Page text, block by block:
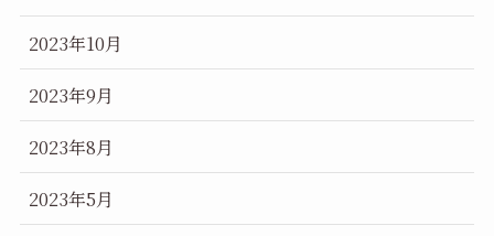
2023年10月
2023年9月
2023年8月
2023年5月